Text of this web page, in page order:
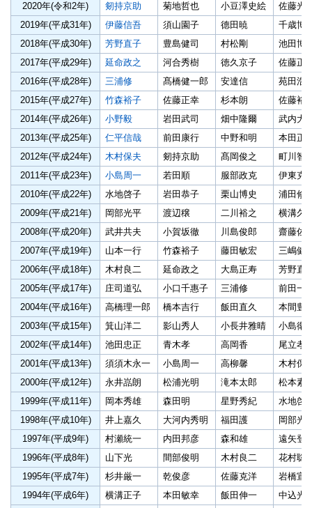
2020年(令和2年)
剱持京助 菊地哲也 小豆澤史絵
佐藤光
2019年(平成31年)
伊藤信吾 須山園子 德田暁
千歳博
2018年(平成30年)
芳野直子 豊島健司 村松剛
池田博
2017年(平成29年)
延命政之 河合秀樹 徳久京子
佐藤正
2016年(平成28年)
三浦修 髙橋健一郎 安達信
苑田浩
2015年(平成27年)
竹森裕子 佐藤正幸 杉本朗
佐藤裕
2014年(平成26年)
小野毅 岩田武司 畑中隆爾
武内大
2013年(平成25年)
仁平信哉 前田康行 中野和明
本田正
2012年(平成24年)
木村保夫 剱持京助 髙岡俊之
町川智
2011年(平成23年)
小島周一 若田順 服部政克
伊東克
2010年(平成22年)
水地啓子 岩田恭子 栗山博史
浦田修
2009年(平成21年)
岡部光平 渡辺穣 二川裕之
横溝久
2008年(平成20年)
武井共夫 小賀坂徹 川島俊郎
齋藤佐
2007年(平成19年)
山本一行 竹森裕子 藤田敏宏
三嶋健
2006年(平成18年)
木村良二 延命政之 大島正寿
芳野直
2005年(平成17年)
庄司道弘 小口千惠子 三浦修
前田一
2004年(平成16年)
高橋理一郎 橋本吉行 飯田直久
本間豊
2003年(平成15年)
箕山洋二 影山秀人 小長井雅晴
小島衛
2002年(平成14年)
池田忠正 青木孝 高岡香
尾立孝
2001年(平成13年)
須須木永一 小島周一 高柳馨
木村保
2000年(平成12年)
永井嵓朗 松浦光明 滝本太郎
松本素
1999年(平成11年)
岡本秀雄 森田明 星野秀紀
水地啓
1998年(平成10年)
井上嘉久 大河内秀明 福田護
岡部光
1997年(平成9年)
村瀬統一 内田邦彦 森和雄
遠矢登
1996年(平成8年)
山下光 間部俊明 木村良二
花村聡
1995年(平成7年)
杉井厳一 乾俊彦 佐藤克洋
岩橋宣
1994年(平成6年)
横溝正子 本田敏幸 飯田伸一
中込光